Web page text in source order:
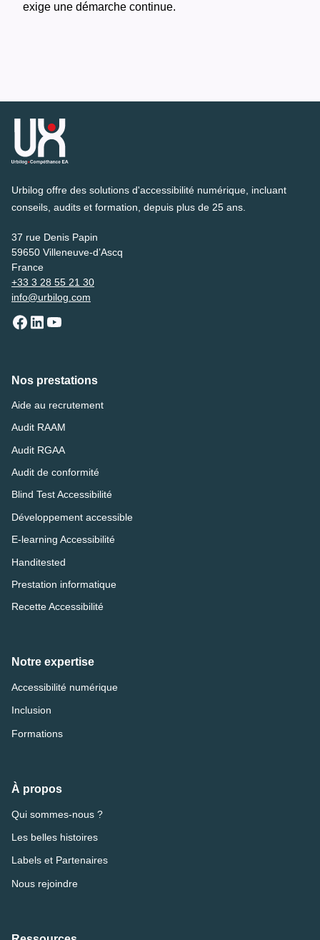
exige une démarche continue.
Urbilog offre des solutions d'accessibilité numérique, incluant
conseils, audits et formation, depuis plus de 25 ans.
37 rue Denis Papin
59650 Villeneuve-d’Ascq
France
+33 3 28 55 21 30
info@urbilog.com
Nos prestations
Aide au recrutement
Audit RAAM
Audit RGAA
Audit de conformité
Blind Test Accessibilité
Développement accessible
E-learning Accessibilité
Handitested
Prestation informatique
Recette Accessibilité
Notre expertise
Accessibilité numérique
Inclusion
Formations
À propos
Qui sommes-nous ?
Les belles histoires
Labels et Partenaires
Nous rejoindre